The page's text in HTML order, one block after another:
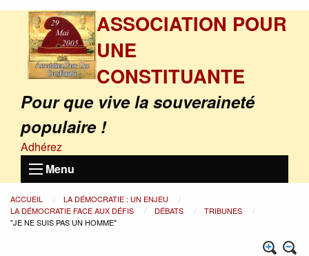
ASSOCIATION POUR
UNE
CONSTITUANTE
Pour que vive la souveraineté
populaire !
Adhérez
Menu
ACCUEIL
LA DÉMOCRATIE : UN ENJEU
LA DÉMOCRATIE FACE AUX DÉFIS
DÉBATS
TRIBUNES
"JE NE SUIS PAS UN HOMME"